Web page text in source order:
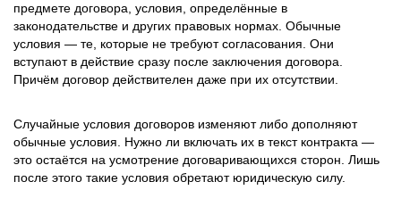
предмете договора, условия, определённые в
законодательстве и других правовых нормах. Обычные
условия — те, которые не требуют согласования. Они
вступают в действие сразу после заключения договора.
Причём договор действителен даже при их отсутствии.
Случайные условия договоров изменяют либо дополняют
обычные условия. Нужно ли включать их в текст контракта —
это остаётся на усмотрение договаривающихся сторон. Лишь
после этого такие условия обретают юридическую силу.